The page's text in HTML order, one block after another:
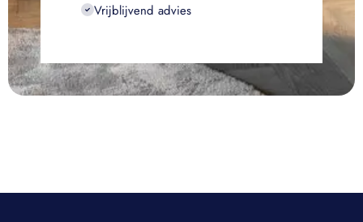
Vrijblijvend advies